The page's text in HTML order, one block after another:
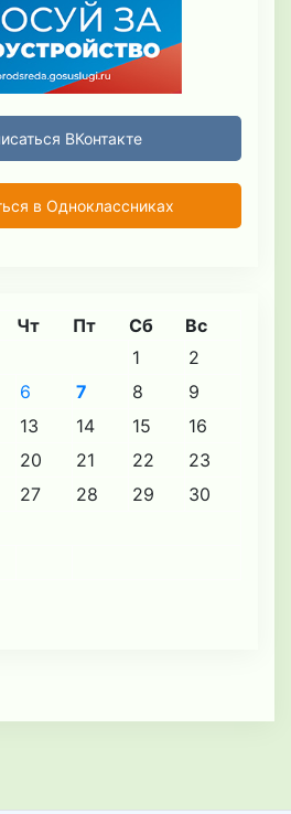
ВКонтакте
в Одноклассниках
Чт Пт Сб Вс
1
2
6 7 8
9
13 14 15
16
20 21 22
23
27 28 29
30